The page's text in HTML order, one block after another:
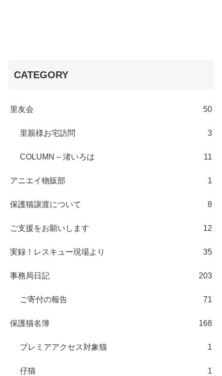
CATEGORY
里友会 50
里親様お宅訪問 3
COLUMN – 渚いろは 11
アニエイ物販部 1
保護猫譲渡について 8
ご支援をお願いします 12
実録！レスキュー現場より 35
事務局日記 203
ご寄付の報告 71
保護猫名簿 168
プレミアアクセス対象猫 1
仔猫 1